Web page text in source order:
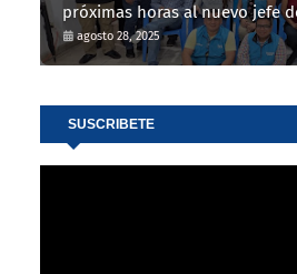
próximas horas al nuevo jefe
Nahuizalco
agosto 28, 2025
SUSCRIBETE